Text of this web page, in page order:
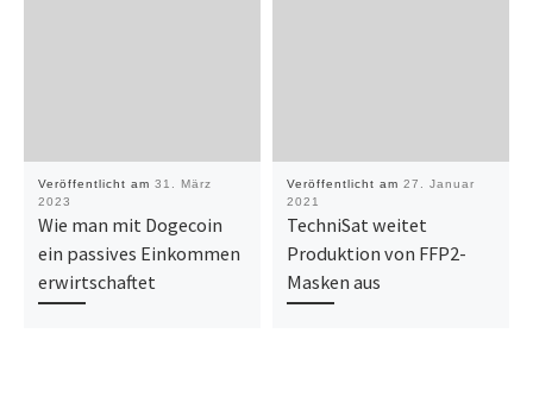
Veröffentlicht am 31. März
2023
Wie man mit Dogecoin
ein passives Einkommen
erwirtschaftet
Veröffentlicht am 27. Januar
2021
TechniSat weitet
Produktion von FFP2-
Masken aus